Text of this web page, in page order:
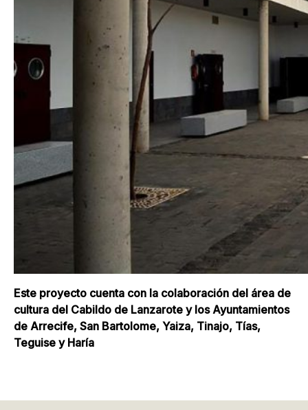
Este proyecto cuenta con la colaboración del área de
cultura del Cabildo de Lanzarote y los Ayuntamientos
de Arrecife, San Bartolome, Yaiza, Tinajo, Tías,
Teguise y Haría